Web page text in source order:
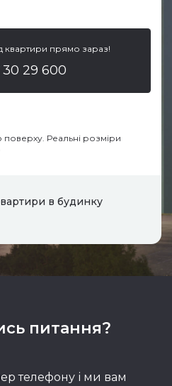
поверху. Реальні розміри
квартири прямо зараз!
29 600
в будинку
питання?
телефону і ми вам